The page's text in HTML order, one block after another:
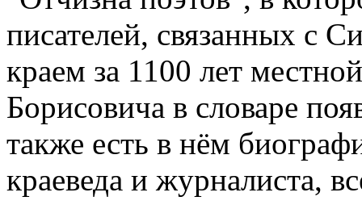
писателей, связанных с
краем за 1100 лет
Борисовича в словаре
также есть в нём
краеведа и журналиста,